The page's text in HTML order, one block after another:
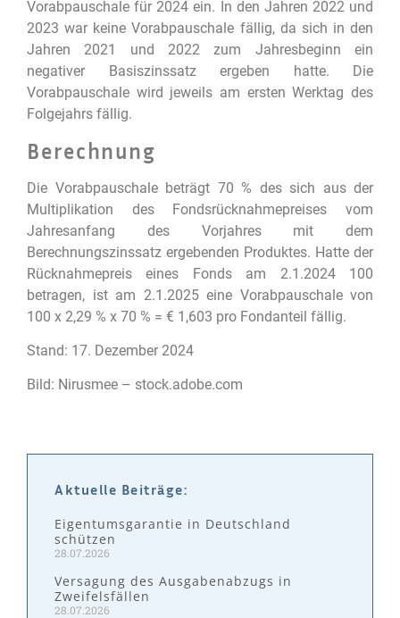
Vorabpauschale für 2024 ein. In den Jahren 2022 und
2023 war keine Vorabpauschale fällig, da sich in den
Jahren 2021 und 2022 zum Jahresbeginn ein
negativer Basiszinssatz ergeben hatte. Die
Vorabpauschale wird jeweils am ersten Werktag des
Folgejahrs fällig.
Berechnung
Die Vorabpauschale beträgt 70 % des sich aus der
Multiplikation des Fondsrücknahmepreises vom
Jahresanfang des Vorjahres mit dem
Berechnungszinssatz ergebenden Produktes. Hatte der
Rücknahmepreis eines Fonds am 2.1.2024 100
betragen, ist am 2.1.2025 eine Vorabpauschale von
100 x 2,29 % x 70 % = € 1,603 pro Fondanteil fällig.
Stand: 17. Dezember 2024
Bild: Nirusmee – stock.adobe.com
Aktuelle Beiträge:
Eigentumsgarantie in Deutschland
schützen
28.07.2026
Versagung des Ausgabenabzugs in
Zweifelsfällen
28.07.2026